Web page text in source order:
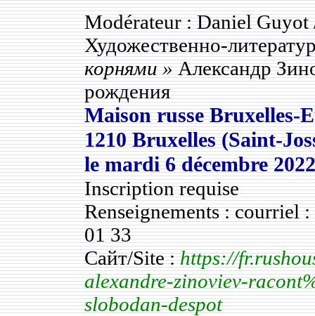
Modérateur : Daniel
Художественно-
корнями »Александр
рождения
Maison russe Bruxelles-
1210 Bruxelles (Saint-
lemardi 6 décembre
Inscription requise
Renseignements : courriel :
01 33
Сайт/Site :https://
alexandre-zinoviev-
slobodan-despot